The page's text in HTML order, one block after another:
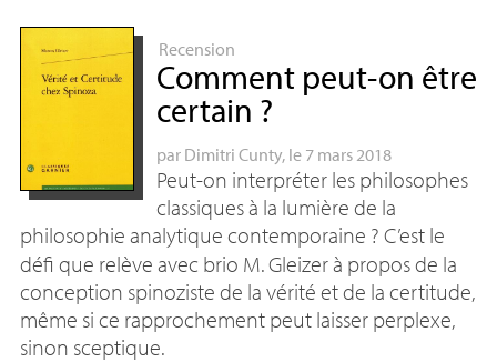
Recension
Comment peut-on être
certain ?
par Dimitri Cunty, le 7 mars 2018
Peut-on interpréter les philosophes
classiques à la lumière de la
philosophie analytique contemporaine ? C’est le
défi que relève avec brio M. Gleizer à propos de la
conception spinoziste de la vérité et de la certitude,
même si ce rapprochement peut laisser perplexe,
sinon sceptique.